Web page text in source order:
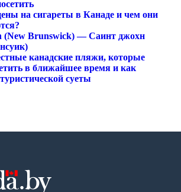
на сигареты в Канаде и чем они
(New Brunswick) — Саинт джохн
канадские пляжи, которые
в ближайшее время и как
суеты